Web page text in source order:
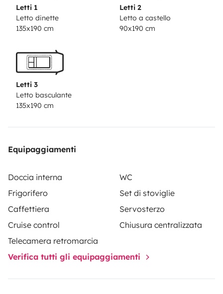
Letti 1
Letto dinette
135x190 cm
Letti 2
Letto a castello
90x190 cm
Letti 3
Letto basculante
135x190 cm
Equipaggiamenti
Doccia interna
WC
Frigorifero
Set di stoviglie
Caffettiera
Servosterzo
Cruise control
Chiusura centralizzata
Telecamera retromarcia
Verifica tutti gli equipaggiamenti